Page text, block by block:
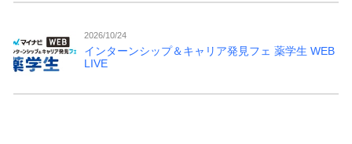
2026/10/24
インターンシップ＆キャリア発見フェ 薬学生 WEB
LIVE